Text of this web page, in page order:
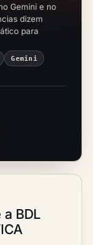
Gemini e no
dizem
para
Gemini
BDL